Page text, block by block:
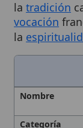
Nombre
Descripción